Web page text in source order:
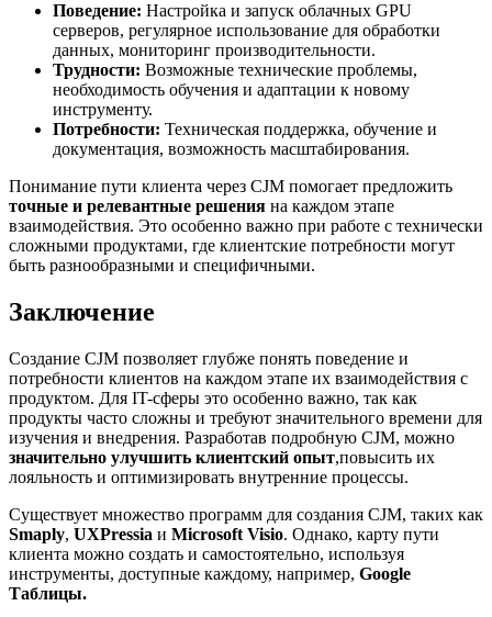
Поведение: Настройка и запуск облачных GPU
серверов, регулярное использование для обработки
данных, мониторинг производительности.
Трудности: Возможные технические проблемы,
необходимость обучения и адаптации к новому
инструменту.
Потребности: Техническая поддержка, обучение и
документация, возможность масштабирования.
Понимание пути клиента через CJM помогает предложить
точные и релевантные решения на каждом этапе
взаимодействия. Это особенно важно при работе с технически
сложными продуктами, где клиентские потребности могут
быть разнообразными и специфичными.
Заключение
Создание CJM позволяет глубже понять поведение и
потребности клиентов на каждом этапе их взаимодействия с
продуктом. Для IT-сферы это особенно важно, так как
продукты часто сложны и требуют значительного времени для
изучения и внедрения. Разработав подробную CJM, можно
значительно улучшить клиентский опыт,повысить их
лояльность и оптимизировать внутренние процессы.
Существует множество программ для создания CJM, таких как
Smaply, UXPressia и Microsoft Visio. Однако, карту пути
клиента можно создать и самостоятельно, используя
инструменты, доступные каждому, например, Google
Таблицы.